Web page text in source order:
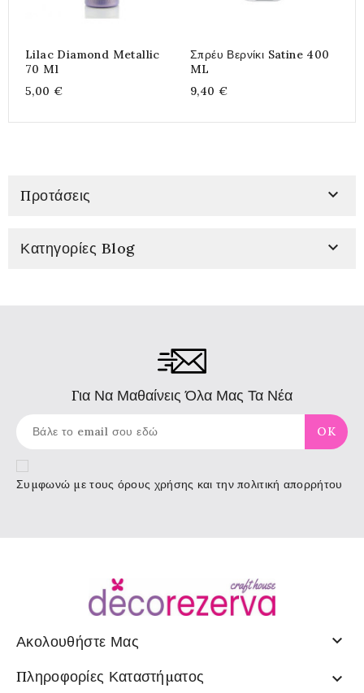
Lilac Diamond Metallic
70 Ml
5,00 €
Σπρέυ Βερνίκι Satine 400
ML
9,40 €
Προτάσεις 
Κατηγορίες Blog 
Για Να Μαθαίνεις Όλα Μας Τα Νέα
Συμφωνώ με τους όρους χρήσης και την πολιτική απορρήτου
Ακολουθήστε Μας 
Πληροφορίες Καταστήματος 